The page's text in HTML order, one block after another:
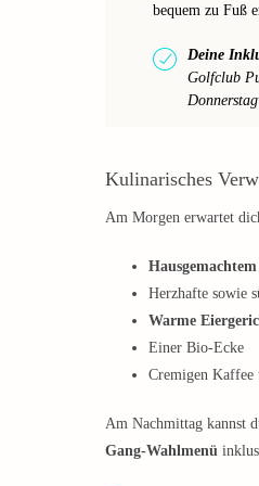
bequem zu Fuß
Deine
Golfclub
Kulinarisches
Am Morgen erwartet
Herzhafte sowie
Warme
Einer Bio-Ecke
Cremigen Kaffee
Am Nachmittag kannst
Gang-Wahlmenü